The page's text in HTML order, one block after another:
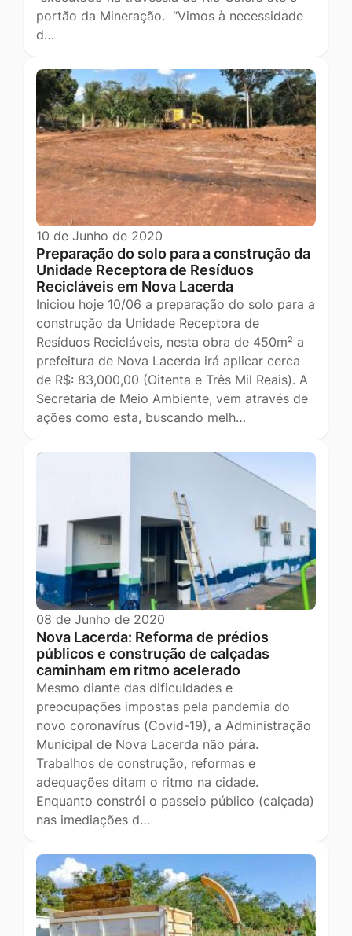
portão da Mineração. “Vimos à necessidade
d…
10 de Junho de 2020
Preparação do solo para a construção da
Unidade Receptora de Resíduos
Recicláveis em Nova Lacerda
Iniciou hoje 10/06 a preparação do solo para a
construção da Unidade Receptora de
Resíduos Recicláveis, nesta obra de 450m² a
prefeitura de Nova Lacerda irá aplicar cerca
de R$: 83,000,00 (Oitenta e Três Mil Reais). A
Secretaria de Meio Ambiente, vem através de
ações como esta, buscando melh…
08 de Junho de 2020
Nova Lacerda: Reforma de prédios
públicos e construção de calçadas
caminham em ritmo acelerado
Mesmo diante das dificuldades e
preocupações impostas pela pandemia do
novo coronavírus (Covid-19), a Administração
Municipal de Nova Lacerda não pára.
Trabalhos de construção, reformas e
adequações ditam o ritmo na cidade.
Enquanto constrói o passeio público (calçada)
nas imediações d…